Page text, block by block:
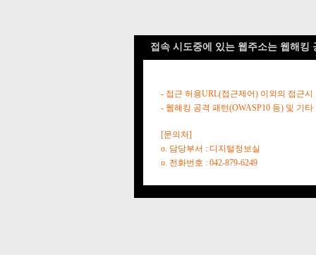
접속 시도중에 있는 웹주소는 웹해킹
- 접근 허용URL(접근제어) 이외의 접근시
- 웹해킹 공격 패턴(OWASP10 등) 및 기
[문의처]
o. 담당부서 : 디지털정보실
o. 전화번호 : 042-879-6249